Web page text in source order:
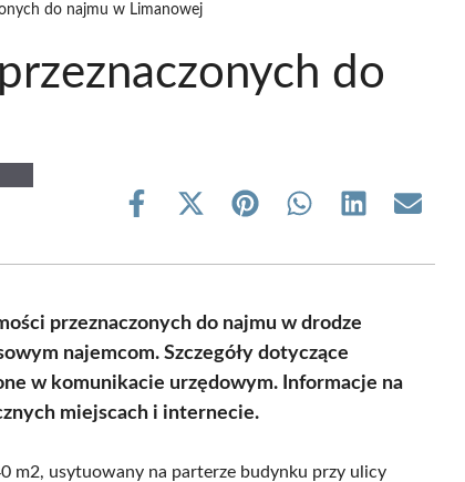
do najmu w Limanowej
do
Share
Share
(Twitter)
Share Share Share Share
przeznaczonych do najmu w drodze
najemcom. Szczegóły dotyczące
w komunikacie urzędowym. Informacje na
miejscach i internecie.
m2, usytuowany na parterze budynku przy ulicy